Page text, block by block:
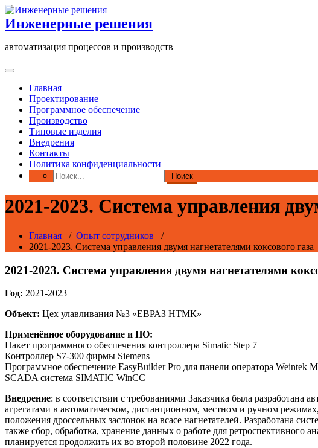
Перейти
к
содержимому
Инженерные решения
автоматизация процессов и производств
Главная
Проектирование
Программное обеспечение
Производство
Типовые изделия
Внедрения
Контакты
Политика конфиденциальности
2021-2023. Система управления
Главная / Опыт сотрудников /
2021-2023. Система управления двумя нагнетателями коксового газа
2021-2023. Система управления двумя нагнетателями
Год: 2021-2023
Объект: Цех улавливания №3 «ЕВРАЗ НТМК»
Применённое оборудование и ПО:
Пакет программного обеспечения контроллера Simatic Step 7
Контроллер S7-300 фирмы Siemens
Программное обеспечение EasyBuilder Pro для панели оператора Weintek
SCADA система SIMATIC WinCC
Внедрение: в соответствии с требованиями Заказчика была разработана
агрегатами в автоматическом, дистанционном, местном и ручном
положения дроссельных заслонок на всасе нагнетателей. Разработана
также сбор, обработка, хранение данных о работе для ретроспективного
планируется продолжить их во второй половине 2022 года.